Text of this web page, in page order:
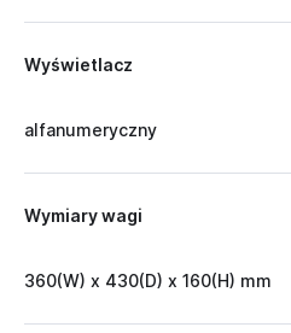
Wyświetlacz
alfanumeryczny
Wymiary wagi
360(W) x 430(D) x 160(H) mm